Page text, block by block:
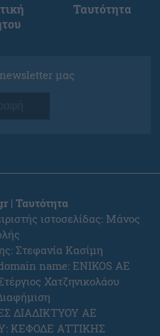
Ταυτότητα
newsletter μας
| Ταυτότητα
ιστοσελίδας: Μάνος
Στεφανία Κασίμη
name: ENIKOS AE
Χατζηνικολάου
ΔΙΑΔΙΚΤΥΟΥ ΑΕ
ΚΕΦΟΔΕ ΑΤΤΙΚΗΣ